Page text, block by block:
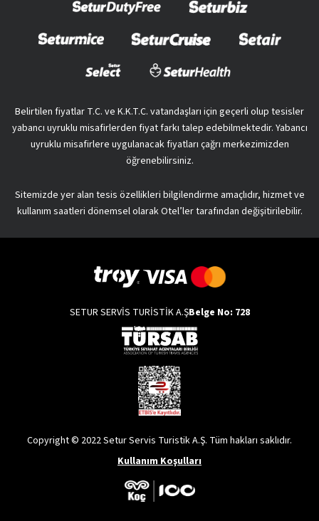
Belirtilen fiyatlar T.C. ve K.K.T.C. vatandaşları için geçerli olup tesisler
yabancı uyruklu misafirlerden fiyat farkı talep edebilmektedir. Yabancı
uyruklu misafirlere uygulanacak fiyatları çağrı merkezimizden
öğrenebilirsiniz.
Sitemizde yer alan tesis özellikleri bilgilendirme amaçlıdır, hizmet ve
kullanım saatleri dönemsel olarak Otel’ler tarafından değişitirilebilir.
SETUR SERVİS TURİSTİK A.ŞBelge No: 728
Copyright © 2022 Setur Servis Turistik A.Ş. Tüm hakları saklıdır.
Kullanım Koşulları